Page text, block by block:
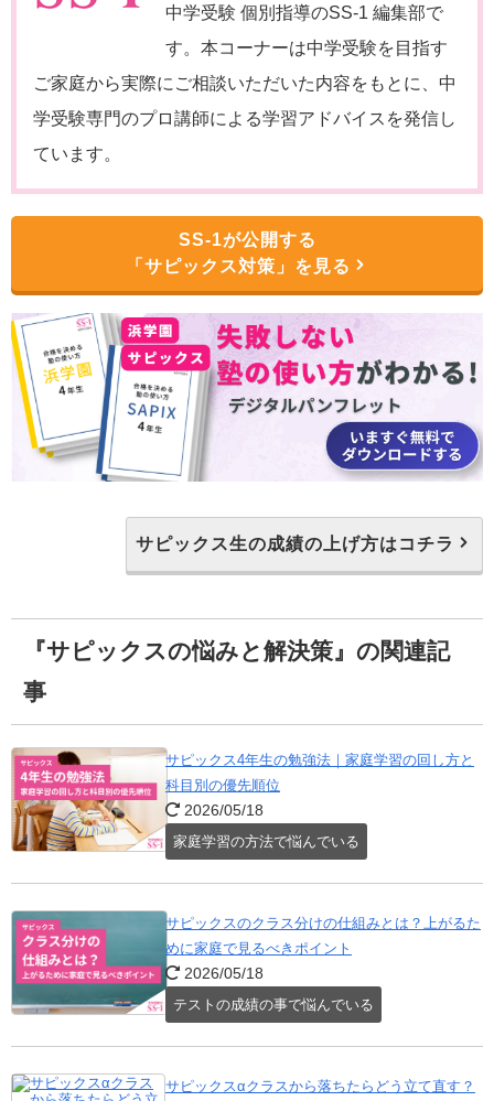
中学受験 個別指導のSS-1 編集部で
す。本コーナーは中学受験を目指す
ご家庭から実際にご相談いただいた内容をもとに、中
学受験専門のプロ講師による学習アドバイスを発信し
ています。
SS-1が公開する
「サピックス対策」を見る
サピックス生の成績の上げ方はコチラ
『サピックスの悩みと解決策』の関連記
事
サピックス4年生の勉強法｜家庭学習の回し方と
科目別の優先順位
2026/05/18
家庭学習の方法で悩んでいる
サピックスのクラス分けの仕組みとは？上がるた
めに家庭で見るべきポイント
2026/05/18
テストの成績の事で悩んでいる
サピックスαクラスから落ちたらどう立て直す？